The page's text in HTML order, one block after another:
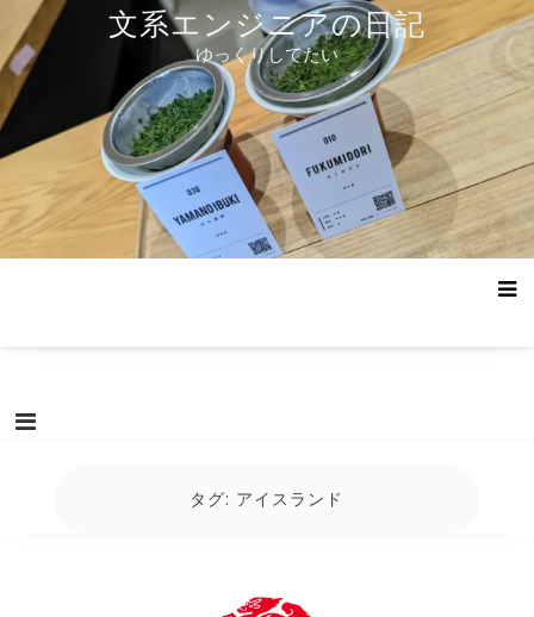
テ
ツ
へ
ス
ッ
プ
文系エンジニアの日記
ゆっくりしてたい
タグ: アイスランド